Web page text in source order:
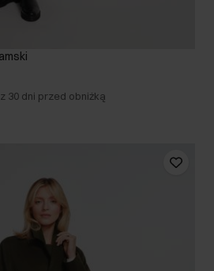
30 dni przed obniżką